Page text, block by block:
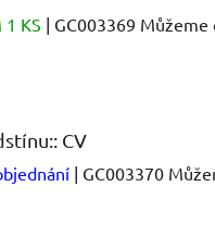
1 KS | GC003369 Můžeme
CV
| GC003370